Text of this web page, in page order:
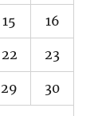
15 16
22 23
29 30